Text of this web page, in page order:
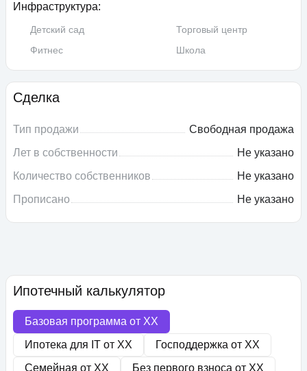
Инфраструктура:
Детский сад
Торговый центр
Фитнес
Школа
Сделка
Тип продажи
Свободная продажа
Лет в собственности
Не указано
Количество собственников
Не указано
Прописано
Не указано
Ипотечный калькулятор
Базовая программа от XX
Ипотека для IT от XX Господдержка от XX
Семейная от XX Без первого взноса от XX